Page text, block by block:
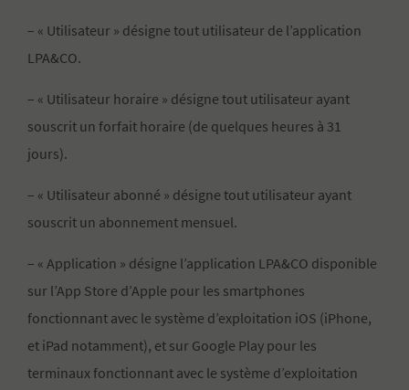
– « Utilisateur » désigne tout utilisateur de l’application
LPA&CO.
– « Utilisateur horaire » désigne tout utilisateur ayant
souscrit un forfait horaire (de quelques heures à 31
jours).
– « Utilisateur abonné » désigne tout utilisateur ayant
souscrit un abonnement mensuel.
– « Application » désigne l’application LPA&CO disponible
sur l’App Store d’Apple pour les smartphones
fonctionnant avec le système d’exploitation iOS (iPhone,
et iPad notamment), et sur Google Play pour les
terminaux fonctionnant avec le système d’exploitation